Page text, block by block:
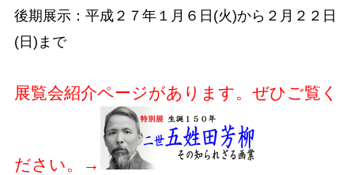
後期展示：平成２７年１月６日(火)から２月２２日
(日)まで
展覧会紹介ページがあります。ぜひご覧く
ださい。→